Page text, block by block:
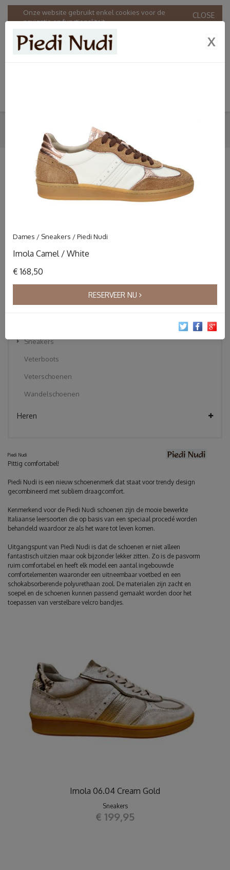
CLOSE
Onze website gebruikt enkel cookies voor de
navigatie en functionaliteit.
gebruik van cookies in overeenstemming met onze
Privacy & Cookie policy.
SHOP PIEDI NUDI
SHOP
Instapper
Klittebandschoenen
Korte laarzen
Sandalen
Sneakers
Veterboots
Veterschoenen
Wandelschoenen
Heren
Piedi Nudi
Pittig comfortabel!
Piedi Nudi is een nieuw schoenenmerk dat staat voor trendy design
gecombineerd met subliem draagcomfort.
Kenmerkend voor de Piedi Nudi schoenen zijn de mooie bewerkte
Italiaanse leersoorten die op basis van een speciaal procedé worden
behandeld waardoor ze als het ware tot leven komen.
Uitgangspunt van Piedi Nudi is dat de schoenen er niet alleen
fantastisch uitzien maar ook bijzonder lekker zitten. Zo is de pasvorm
ruim comfortabel en heeft elk model een aantal ingebouwde
comfortelementen waaronder een uitneembaar voetbed en een
schokabsorberende polyurethaan zool. De materialen zijn zacht en
soepel en de schoenen kunnen passend gemaakt worden door het
toepassen van verstelbare velcro bandjes.
Imola 06.04 Cream Gold
Sneakers
€ 199,95
X
Dames / Sneakers / Piedi Nudi
Imola Camel / White
€ 168,50
RESERVEER NU